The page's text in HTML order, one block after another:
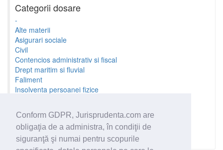
Conform GDPR, Jurisprudenta.com are
obligaţia de a administra, în condiţii de
siguranţă şi numai pentru scopurile
Categorii dosare
-
Alte materii
Asigurari sociale
Civil
Contencios administrativ si fiscal
Drept maritim si fluvial
Faliment
Insolventa persoanei fizice
Minori si familie
Penal
Proprietate Intelectuala